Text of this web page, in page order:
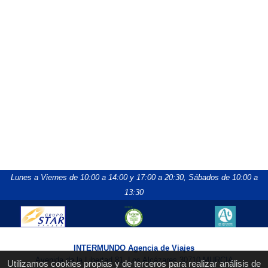
Utilizamos cookies propias y de terceros para realizar análisis de
Lunes a Viernes de 10:00 a 14:00 y 17:00 a 20:30, Sábados de 10:00 a
13:30
INTERMUNDO Agencia de Viajes
Avenida de la Libertad 81, Los Alcázares 30710 MURCIA